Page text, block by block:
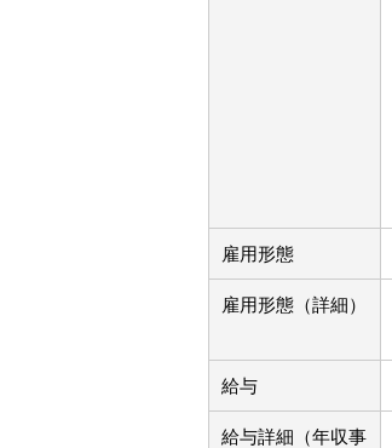
雇用形態
雇用形態（詳細）
給与
給与詳細（年収事